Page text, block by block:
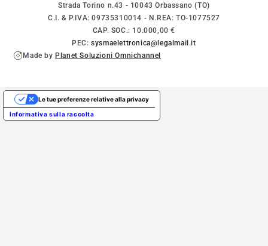
Strada Torino n.43 - 10043 Orbassano (TO)
C.I. & P.IVA: 09735310014 - N.REA: TO-1077527
CAP. SOC.: 10.000,00 €
PEC:sysmaelettronica@legalmail.it
Made byPlanet Soluzioni Omnichannel
Informativa sulla raccolta
Le tue preferenze relative alla privacy